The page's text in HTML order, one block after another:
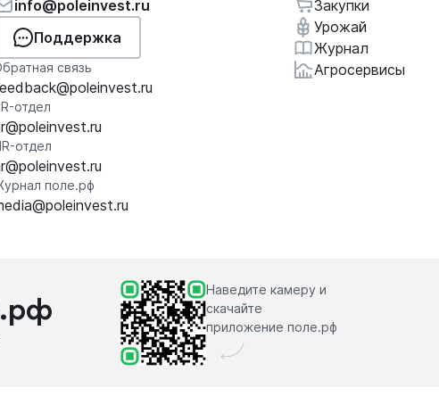
Закупки
Урожай
Журнал
Агросервисы
info@poleinvest.ru
Поддержка
связь
отдел
отдел
поле.рф
Наведите камеру и
скачайте
приложение поле.рф